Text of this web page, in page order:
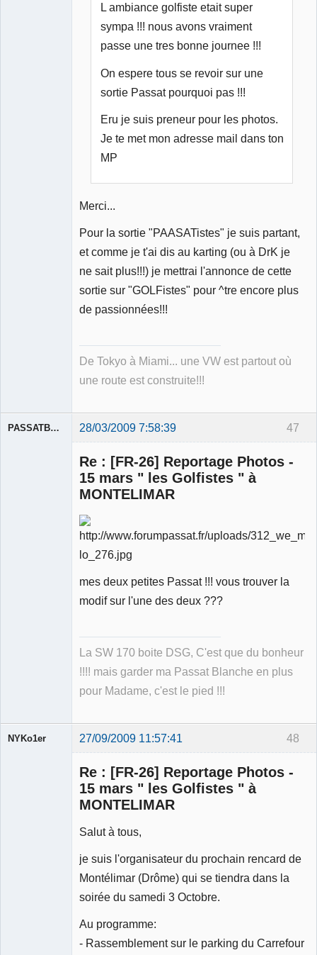
L ambiance golfiste etait super
sympa !!! nous avons vraiment
passe une tres bonne journee !!!
On espere tous se revoir sur une
sortie Passat pourquoi pas !!!
Eru je suis preneur pour les photos.
Je te met mon adresse mail dans ton
MP
Merci...
Pour la sortie "PAASATistes" je suis partant,
et comme je t'ai dis au karting (ou à DrK je
ne sait plus!!!) je mettrai l'annonce de cette
sortie sur "GOLFistes" pour ^tre encore plus
de passionnées!!!
De Tokyo à Miami... une VW est partout où
une route est construite!!!
47
PASSATBLANCHE 28/03/2009 7:58:39
Re : [FR-26] Reportage Photos -
15 mars " les Golfistes " à
MONTELIMAR
mes deux petites Passat !!! vous trouver la
modif sur l'une des deux ???
La SW 170 boite DSG, C'est que du bonheur
!!!! mais garder ma Passat Blanche en plus
pour Madame, c'est le pied !!!
48
NYKo1er 27/09/2009 11:57:41
Re : [FR-26] Reportage Photos -
15 mars " les Golfistes " à
MONTELIMAR
Salut à tous,
je suis l'organisateur du prochain rencard de
Montélimar (Drôme) qui se tiendra dans la
soirée du samedi 3 Octobre.
Au programme:
- Rassemblement sur le parking du Carrefour